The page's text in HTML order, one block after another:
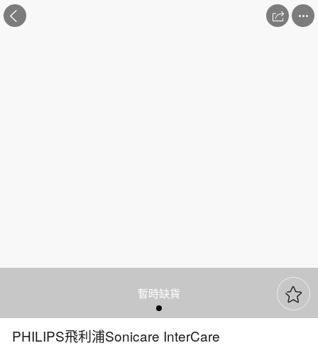
 

暫時缺貨
PHILIPS飛利浦Sonicare InterCare